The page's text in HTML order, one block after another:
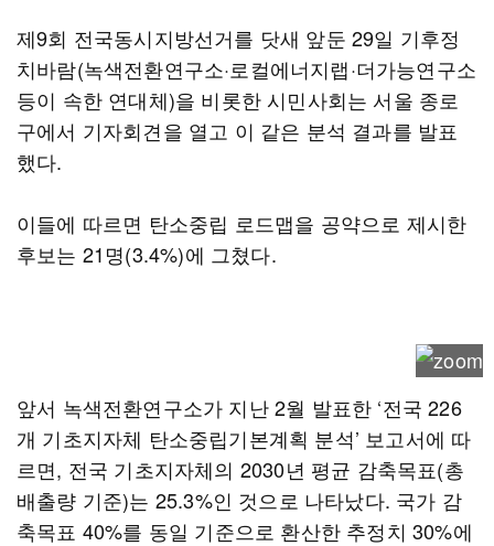
제9회 전국동시지방선거를 닷새 앞둔 29일 기후정
치바람(녹색전환연구소·로컬에너지랩·더가능연구소
등이 속한 연대체)을 비롯한 시민사회는 서울 종로
구에서 기자회견을 열고 이 같은 분석 결과를 발표
했다.
이들에 따르면 탄소중립 로드맵을 공약으로 제시한
후보는 21명(3.4%)에 그쳤다.
앞서 녹색전환연구소가 지난 2월 발표한 ‘전국 226
개 기초지자체 탄소중립기본계획 분석’ 보고서에 따
르면, 전국 기초지자체의 2030년 평균 감축목표(총
배출량 기준)는 25.3%인 것으로 나타났다. 국가 감
축목표 40%를 동일 기준으로 환산한 추정치 30%에